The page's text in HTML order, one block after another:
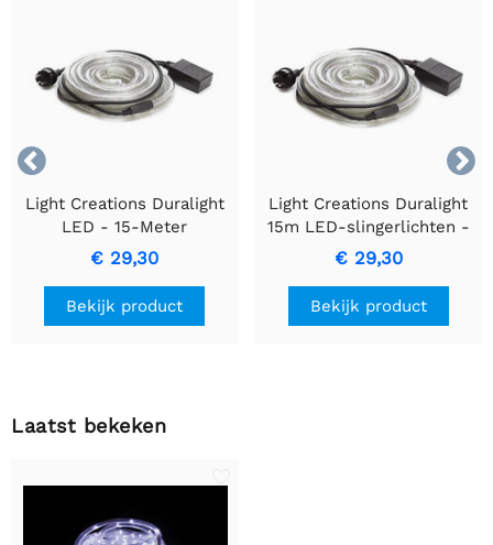


Light Creations Duralight
LED - 15-Meter
Meerkleurige
Verlichtingsoplossing
€ 29,30
Bekijk product
Light Creations Duralight
15m LED-slingerlichten -
Levendige Geanimeerde
Witte, Duurzaam &
Gemakkelijk te Installeren
€ 29,30
Bekijk product
Laatst bekeken